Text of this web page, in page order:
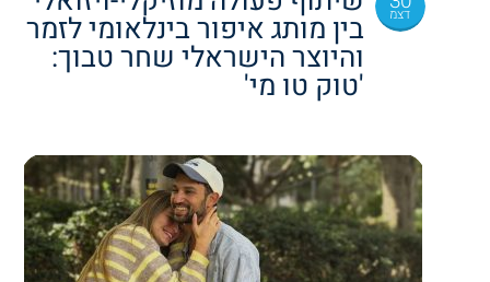
דצמ בין מותג איפור בינלאומי לזמר
והיוצר הישראלי שחר טבוך:
'טוק טו מי'